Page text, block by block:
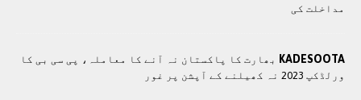
مداخلت کی
KADESOOTA بھارت کا پاکستان نہ آنے کا معاملہ، پی سی بی کا
ورلڈکپ 2023 نہ کھیلنے کے آپشن پر غور